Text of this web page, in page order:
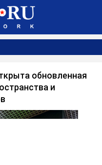
обновленная
и